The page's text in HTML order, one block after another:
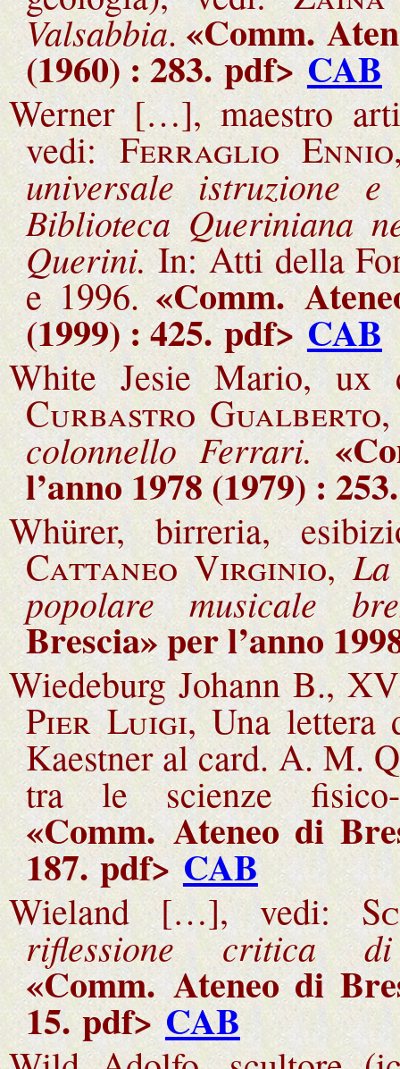
Valsabbia.«Comm.
(1960) : 283.pdf>CAB
Werner […], maestro
vedi:Ferraglio Ennio
universale istruzione
Biblioteca Queriniana
Querini.In: Atti della
e 1996.«Comm.
(1999) : 425.pdf> CAB
White Jesie Mario, ux
Curbastro Gualberto
colonnello Ferrari.
l’anno 1978 (1979) :
Whürer, birreria,
Cattaneo Virginio,
popolare musicale
Brescia» per l’anno
Wiedeburg Johann B.,
Pier Luigi, Una lettera
Kaestner al card. A. M.
tra le scienze
«Comm.Ateneo di
187.pdf>CAB
Wieland […], vedi:
riflessione critica
«Comm.Ateneo di
15.pdf>CAB